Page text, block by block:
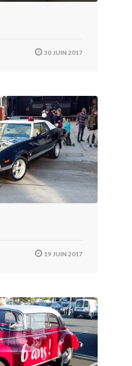
30 JUIN 2017
19 JUIN 2017